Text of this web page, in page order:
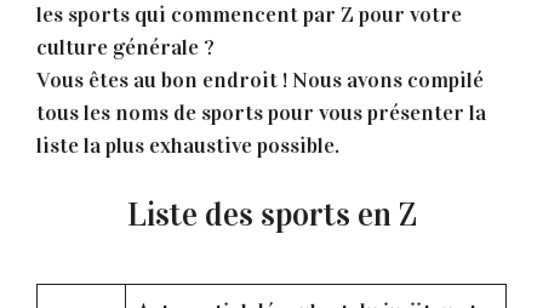
les sports qui commencent par Z pour votre
culture générale ?
Vous êtes au bon endroit ! Nous avons compilé
tous les noms de sports pour vous présenter la
liste la plus exhaustive possible.
Liste des sports en Z